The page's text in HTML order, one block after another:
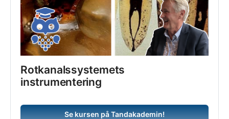
Rotkanalssystemets
instrumentering
Se kursen på Tandakademin!